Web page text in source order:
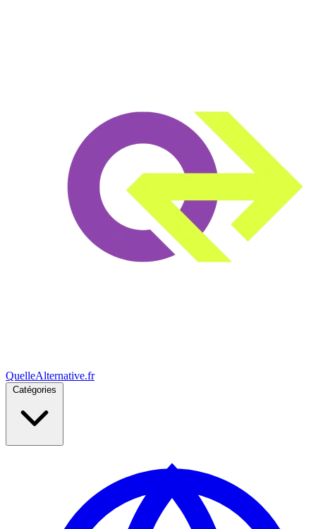
QuelleAlternative.fr